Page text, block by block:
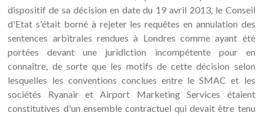
dispositif de sa décision en date du 19 avril 2013, le Conseil
d'Etat s'était borné à rejeter les requêtes en annulation des
sentences arbitrales rendues à Londres comme ayant été
portées devant une juridiction incompétente pour en
connaître, de sorte que les motifs de cette décision selon
lesquelles les conventions conclues entre le SMAC et les
sociétés Ryanair et Airport Marketing Services étaient
constitutives d'un ensemble contractuel qui devait être tenu